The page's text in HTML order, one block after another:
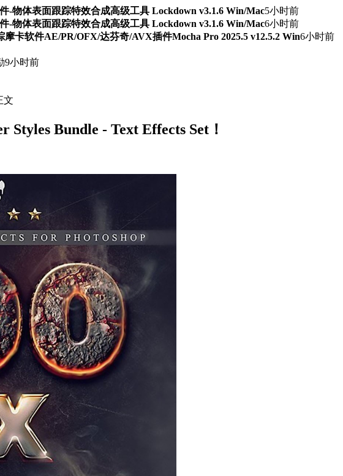
-物体表面跟踪特效合成高级工具 Lockdown v3.1.6 Win/Mac5小时前
-物体表面跟踪特效合成高级工具 Lockdown v3.1.6 Win/Mac6小时前
摩卡软件AE/PR/OFX/达芬奇/AVX插件Mocha Pro 2025.5 v12.5.2 Win6小时前
9小时前
文
Styles Bundle - Text Effects Set！